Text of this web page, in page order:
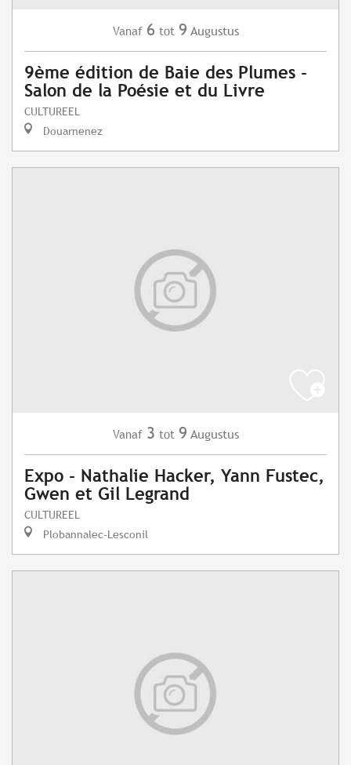
Vanaf 6 tot 9 Augustus
9ème édition de Baie des Plumes -
Salon de la Poésie et du Livre
CULTUREEL
Douarnenez
Vanaf 3 tot 9 Augustus
Expo - Nathalie Hacker, Yann Fustec,
Gwen et Gil Legrand
CULTUREEL
Plobannalec-Lesconil